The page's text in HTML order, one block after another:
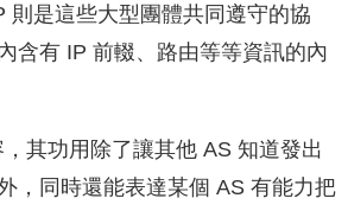
則是這些大型團體共同遵守的協
含有 IP 前輟、路由等等資訊的內
其功用除了讓其他 AS 知道發出
，同時還能表達某個 AS 有能力把